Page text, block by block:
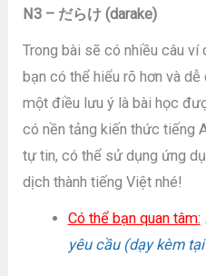
N3 – だらけ (darake)
Trong bài sẽ có nhiều câu
bạn có thể hiểu rõ hơn và dễ
một điều lưu ý là bài học
có nền tảng kiến thức tiếng
tự tin, có thể sử dụng ứng
dịch thành tiếng Việt nhé!
Có thể bạn quan tâm:
yêu cầu (dạy kèm